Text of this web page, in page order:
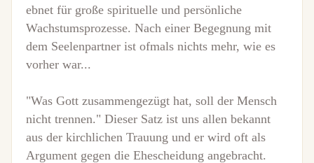
ebnet für große spirituelle und persönliche
Wachstumsprozesse. Nach einer Begegnung mit
dem Seelenpartner ist ofmals nichts mehr, wie es
vorher war...
"Was Gott zusammengezügt hat, soll der Mensch
nicht trennen." Dieser Satz ist uns allen bekannt
aus der kirchlichen Trauung und er wird oft als
Argument gegen die Ehescheidung angebracht.